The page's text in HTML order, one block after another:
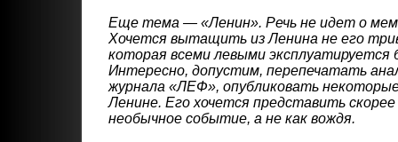
Еще тема — «Ленин». Речь не идет о
Хочется вытащить из Ленина не его
которая всеми левыми эксплуатируется
Интересно, допустим, перепечатать
журнала «ЛЕФ», опубликовать
Ленине. Его хочется представить
необычное событие, а не как вождя.